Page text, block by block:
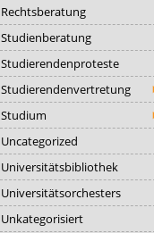
Rechtsberatung
Studienberatung
Studierendenproteste
Studierendenvertretung
Studium
Uncategorized
Universitätsbibliothek
Universitätsorchesters
Unkategorisiert